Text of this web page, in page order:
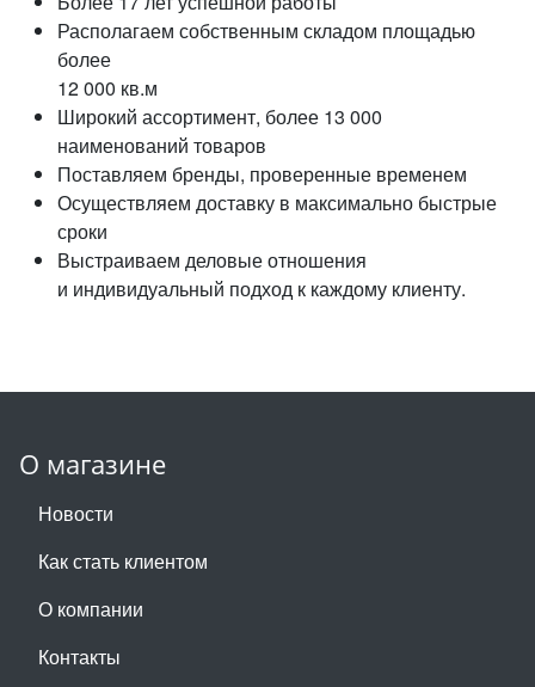
Располагаем собственным складом площадью
более
12 000 кв.м
Широкий ассортимент, более 13 000
наименований товаров
Поставляем бренды, проверенные временем
Осуществляем доставку в максимально быстрые
сроки
Выстраиваем деловые отношения
и индивидуальный подход к каждому клиенту.
О магазине
Новости
Как стать клиентом
О компании
Контакты